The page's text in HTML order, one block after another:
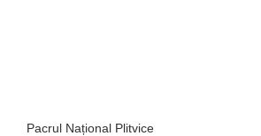
Pacrul Național Plitvice